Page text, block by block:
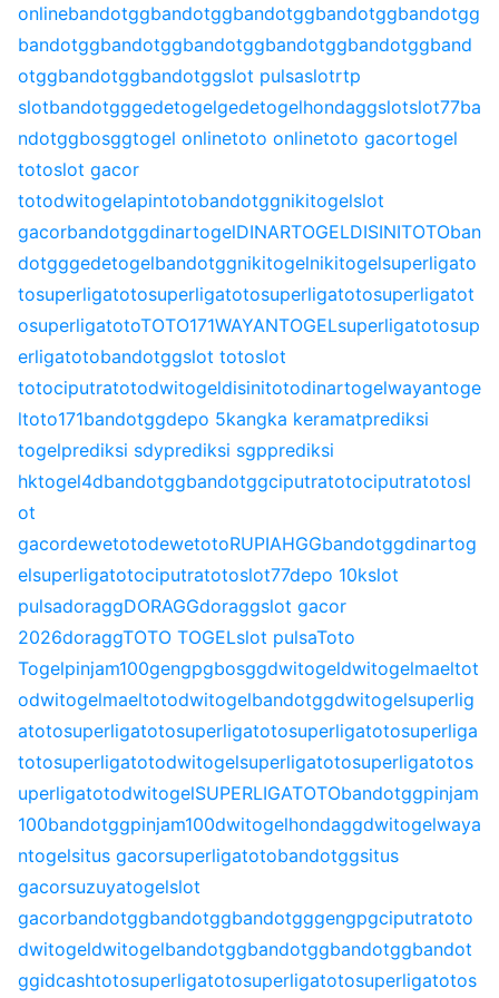
onlinebandotggbandotggbandotggbandotggbandotgg
bandotggbandotggbandotggbandotggbandotggband
otggbandotggbandotggslot pulsaslotrtp
slotbandotgggedetogelgedetogelhondaggslotslot77ba
ndotggbosggtogel onlinetoto onlinetoto gacortogel
totoslot gacor
totodwitogelapintotobandotggnikitogelslot
gacorbandotggdinartogelDINARTOGELDISINITOTOban
dotgggedetogelbandotggnikitogelnikitogelsuperligato
tosuperligatotosuperligatotosuperligatotosuperligatot
osuperligatotoTOTO171WAYANTOGELsuperligatotosup
erligatotobandotggslot totoslot
totociputratotodwitogeldisinitotodinartogelwayantoge
ltoto171bandotggdepo 5kangka keramatprediksi
togelprediksi sdyprediksi sgpprediksi
hktogel4dbandotggbandotggciputratotociputratotosl
ot
gacordewetotodewetotoRUPIAHGGbandotggdinartog
elsuperligatotociputratotoslot77depo 10kslot
pulsadoraggDORAGGdoraggslot gacor
2026doraggTOTO TOGELslot pulsaToto
Togelpinjam100gengpgbosggdwitogeldwitogelmaeltot
odwitogelmaeltotodwitogelbandotggdwitogelsuperlig
atotosuperligatotosuperligatotosuperligatotosuperliga
totosuperligatotodwitogelsuperligatotosuperligatotos
uperligatotodwitogelSUPERLIGATOTObandotggpinjam
100bandotggpinjam100dwitogelhondaggdwitogelwaya
ntogelsitus gacorsuperligatotobandotggsitus
gacorsuzuyatogelslot
gacorbandotggbandotggbandotgggengpgciputratoto
dwitogeldwitogelbandotggbandotggbandotggbandot
ggidcashtotosuperligatotosuperligatotosuperligatotos